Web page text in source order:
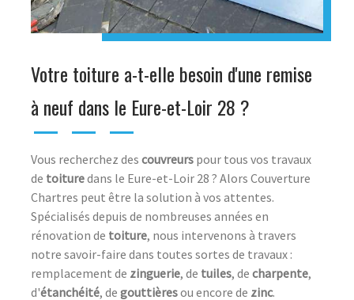
Votre toiture a-t-elle besoin d'une remise
à neuf dans le Eure-et-Loir 28 ?
Vous recherchez des couvreurs pour tous vos travaux
de toituredans le Eure-et-Loir 28 ? Alors Couverture
Chartres peut être la solution à vos attentes.
Spécialisés depuis de nombreuses années en
rénovation de toiture, nous intervenons à travers
notre savoir-faire dans toutes sortes de travaux :
remplacement de zinguerie, de tuiles, de charpente,
d'étanchéité, de gouttièresou encore de zinc.